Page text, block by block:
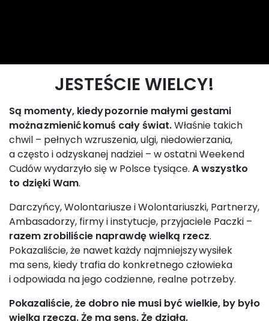
JESTEŚCIE WIELCY!
Są momenty, kiedy pozornie małymi gestami
można zmienić komuś cały świat.Właśnie takich
chwil – pełnych wzruszenia, ulgi, niedowierzania,
a często i odzyskanej nadziei – w ostatni Weekend
Cudów wydarzyło się w Polsce tysiące. A wszystko
to dzięki Wam.
Darczyńcy, Wolontariusze i Wolontariuszki, Partnerzy,
Ambasadorzy, firmy i instytucje, przyjaciele Paczki –
razem zrobiliście naprawdę wielką rzecz.
Pokazaliście, że nawet każdy najmniejszy wysiłek
ma sens, kiedy trafia do konkretnego człowieka
i odpowiada na jego codzienne, realne potrzeby.
Pokazaliście, że dobro nie musi być wielkie, by było
wielką rzeczą. Że ma sens. Że działa.